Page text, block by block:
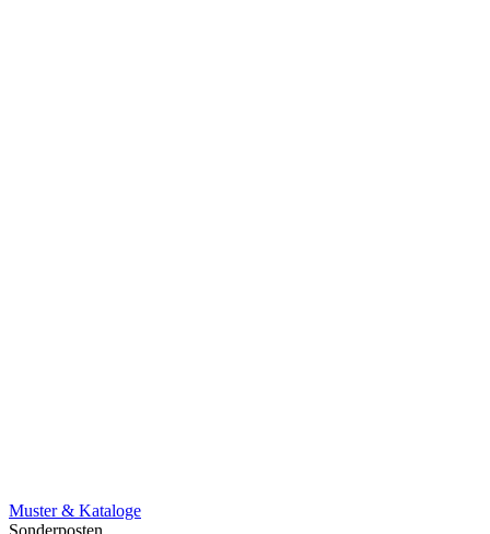
Muster & Kataloge
Sonderposten